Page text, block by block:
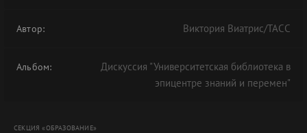
Автор: Виктория Виатрис/ТАСС
Альбом:
Дискуссия "Университетская библиотека в
эпицентре знаний и перемен"
СЕКЦИЯ «ОБРАЗОВАНИЕ»